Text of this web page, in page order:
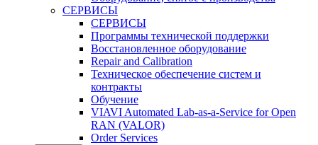
СЕРВИСЫ
СЕРВИСЫ
Программы технической поддержки
Восстановленное оборудование
Repair and Calibration
Техническое обеспечение систем и
контракты
Обучение
VIAVI Automated Lab-as-a-Service for Open
RAN (VALOR)
Order Services